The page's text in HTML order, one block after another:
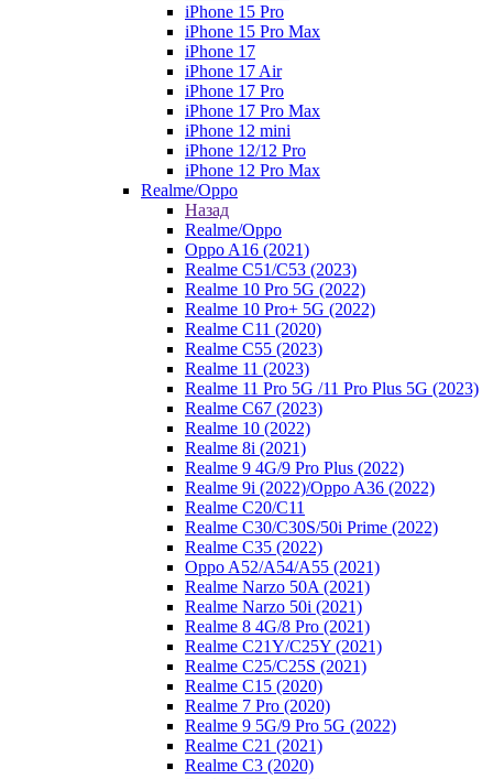
iPhone 15 Pro
iPhone 15 Pro Max
iPhone 17
iPhone 17 Air
iPhone 17 Pro
iPhone 17 Pro Max
iPhone 12 mini
iPhone 12/12 Pro
iPhone 12 Pro Max
Realme/Oppo
Назад
Realme/Oppo
Oppo A16 (2021)
Realme C51/C53 (2023)
Realme 10 Pro 5G (2022)
Realme 10 Pro+ 5G (2022)
Realme C11 (2020)
Realme C55 (2023)
Realme 11 (2023)
Realme 11 Pro 5G /11 Pro Plus 5G (2023)
Realme C67 (2023)
Realme 10 (2022)
Realme 8i (2021)
Realme 9 4G/9 Pro Plus (2022)
Realme 9i (2022)/Oppo A36 (2022)
Realme C20/C11
Realme C30/C30S/50i Prime (2022)
Realme C35 (2022)
Oppo A52/A54/A55 (2021)
Realme Narzo 50A (2021)
Realme Narzo 50i (2021)
Realme 8 4G/8 Pro (2021)
Realme C21Y/C25Y (2021)
Realme C25/C25S (2021)
Realme C15 (2020)
Realme 7 Pro (2020)
Realme 9 5G/9 Pro 5G (2022)
Realme C21 (2021)
Realme C3 (2020)